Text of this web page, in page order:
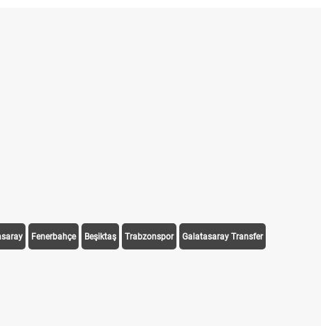
Fenerbahçe Beşiktaş Trabzonspor Galatasaray Transfer